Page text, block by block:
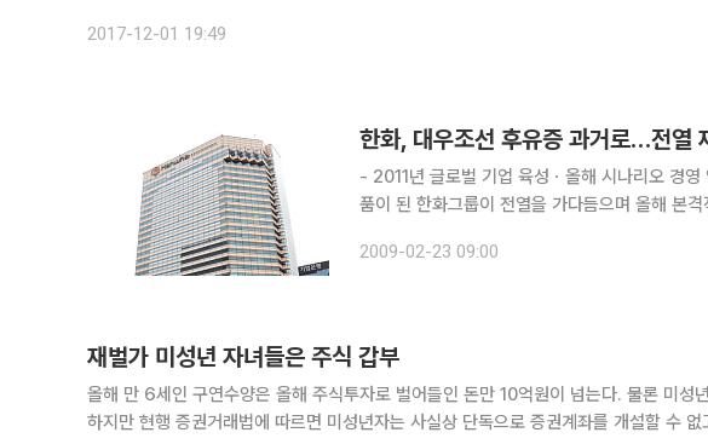
2017-12-01 19:49
한화, 대우조선 후유증 과거로…전열
- 2011년 글로벌 기업 육성ㆍ올해 시나리오 경영 역점 그토록 염원해온 대우조선해양 인
품이 된 한화그룹이 전열을 가다듬으며 올해 본
2009-02-23 09:00
재벌가 미성년 자녀들은 주식 갑부
올해 만 6세인 구연수양은 올해 주식투자로 벌어들인 돈만 10억원이 넘는다. 물론 미성년자라고 해도 주식거래를 하지 못하란 법은 없다.
하지만 현행 증권거래법에 따르면 미성년자는 사실상 단독으로 증권계좌를 개설할 수